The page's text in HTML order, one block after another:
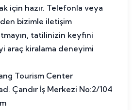
için hazır. Telefonla veya
bizimle iletişim
tatilinizin keyfini
araç kiralama deneyimi
Tourism Center
Çandır İş Merkezi No:2/104